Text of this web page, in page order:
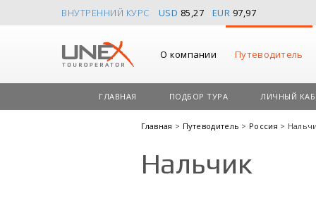
ВНУТРЕННИЙ КУРС USD 85,27 EUR 97,97
О компании Путеводитель
ГЛАВНАЯ ПОДБОР ТУРА ЛИЧНЫЙ
Главная > Путеводитель > Россия >
Нальчик